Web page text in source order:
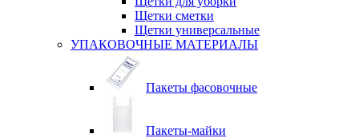
Щетки сметки
Щетки универсальные
УПАКОВОЧНЫЕ МАТЕРИАЛЫ
Пакеты фасовочные
Пакеты-майки